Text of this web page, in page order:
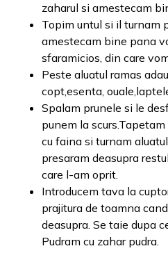
zaharul si amestecam
Topim untul si il turnam
amestecam bine pana
sfaramicios, din care
Peste aluatul ramas
copt,esenta,
Spalam prunele si le
punem la
cu faina si turnam
presaram deasupra
care l-am oprit.
Introducem tava la
prajitura de toamna
deasupra. Se taie dupa
Pudram cu zahar pudra.